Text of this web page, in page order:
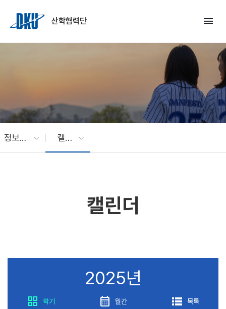
산학협력단
menu
정보광장 캘린더
캘린더
2025년
grid_view 학기 calendar_month 월간 lists 목록